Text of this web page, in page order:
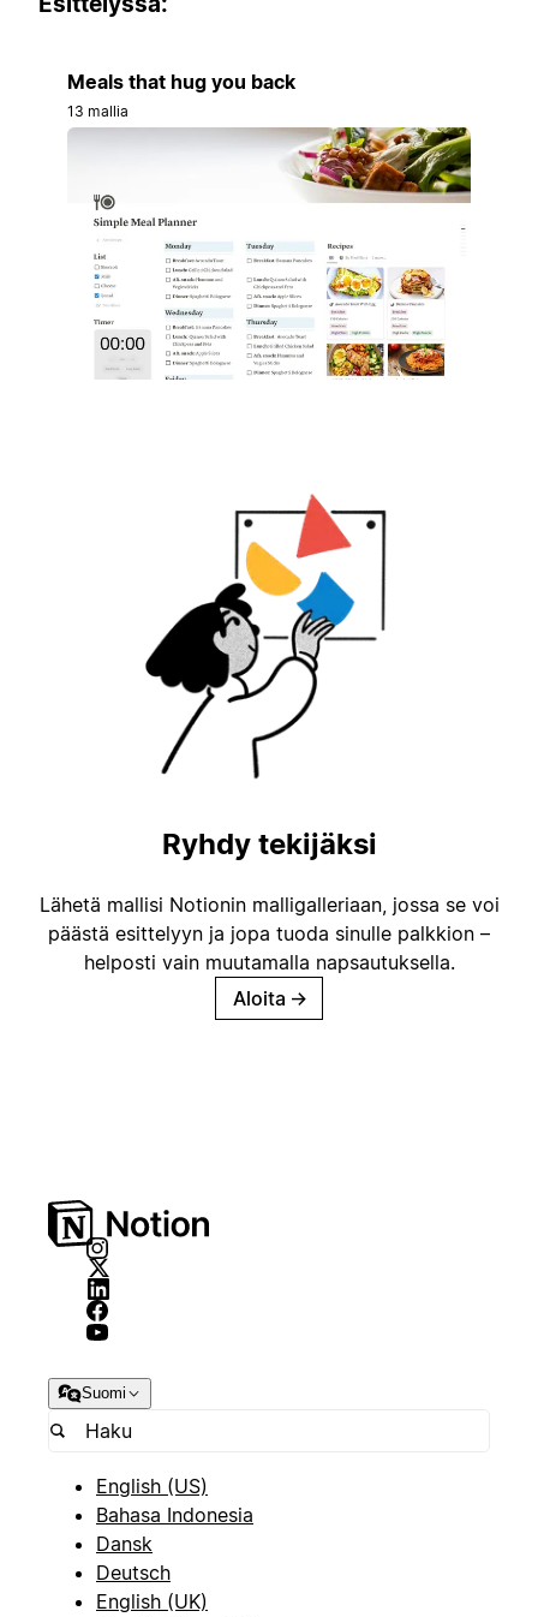
Meals that hug you back
13 mallia
Ryhdy tekijäksi
Lähetä mallisi Notionin malligalleriaan, jossa se voi
päästä esittelyyn ja jopa tuoda sinulle palkkion –
helposti vain muutamalla napsautuksella.
Aloita →
Suomi
English (US)
Bahasa Indonesia
Dansk
Deutsch
English (UK)